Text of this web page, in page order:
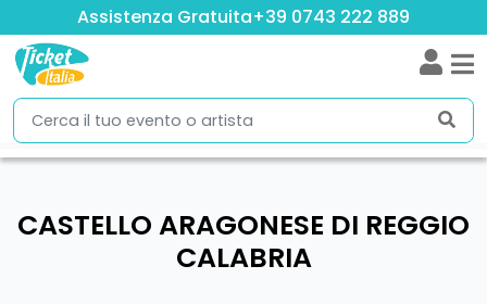
Assistenza Gratuita+39 0743 222 889
CASTELLO ARAGONESE DI REGGIO
CALABRIA